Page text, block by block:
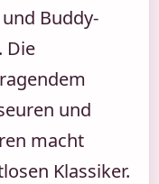
Buddy-
Die
und
macht
Klassiker.